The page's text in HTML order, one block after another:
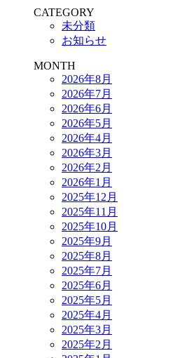
CATEGORY
未分類
お知らせ
MONTH
2026年8月
2026年7月
2026年6月
2026年5月
2026年4月
2026年3月
2026年2月
2026年1月
2025年12月
2025年11月
2025年10月
2025年9月
2025年8月
2025年7月
2025年6月
2025年5月
2025年4月
2025年3月
2025年2月